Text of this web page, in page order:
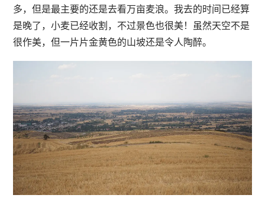
多，但是最主要的还是去看万亩麦浪。我去的时间已经算
是晚了，小麦已经收割，不过景色也很美！虽然天空不是
很作美，但一片片金黄色的山坡还是令人陶醉。